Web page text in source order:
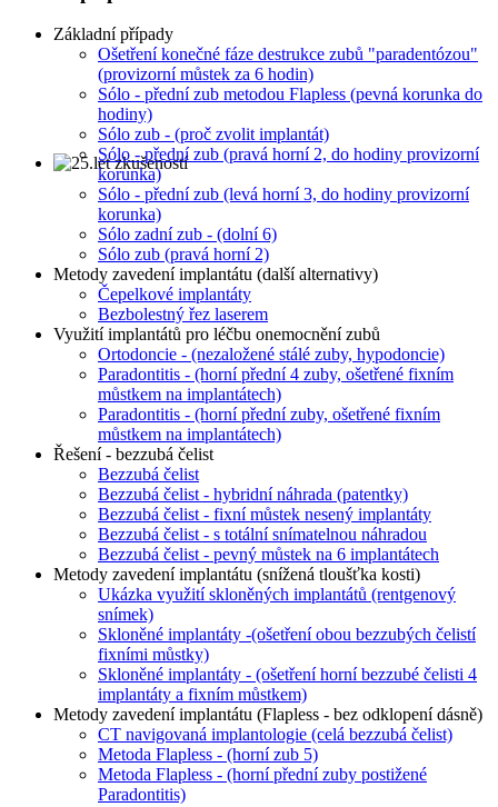
Základní případy
Ošetření konečné fáze destrukce zubů "paradentózou"
(provizorní můstek za 6 hodin)
Sólo - přední zub metodou Flapless (pevná korunka do
hodiny)
Sólo zub - (proč zvolit implantát)
Sólo - přední zub (pravá horní 2, do hodiny provizorní
korunka)
Sólo - přední zub (levá horní 3, do hodiny provizorní
korunka)
Sólo zadní zub - (dolní 6)
Sólo zub (pravá horní 2)
Metody zavedení implantátu (další alternativy)
Čepelkové implantáty
Bezbolestný řez laserem
Využití implantátů pro léčbu onemocnění zubů
Ortodoncie - (nezaložené stálé zuby, hypodoncie)
Paradontitis - (horní přední 4 zuby, ošetřené fixním
můstkem na implantátech)
Paradontitis - (horní přední zuby, ošetřené fixním
můstkem na implantátech)
Řešení - bezzubá čelist
Bezzubá čelist
Bezzubá čelist - hybridní náhrada (patentky)
Bezzubá čelist - fixní můstek nesený implantáty
Bezzubá čelist - s totální snímatelnou náhradou
Bezzubá čelist - pevný můstek na 6 implantátech
Metody zavedení implantátu (snížená tloušťka kosti)
Ukázka využití skloněných implantátů (rentgenový
snímek)
Skloněné implantáty -(ošetření obou bezzubých čelistí
fixními můstky)
Skloněné implantáty - (ošetření horní bezzubé čelisti 4
implantáty a fixním můstkem)
Metody zavedení implantátu (Flapless - bez odklopení dásně)
CT navigovaná implantologie (celá bezzubá čelist)
Metoda Flapless - (horní zub 5)
Metoda Flapless - (horní přední zuby postižené
Paradontitis)